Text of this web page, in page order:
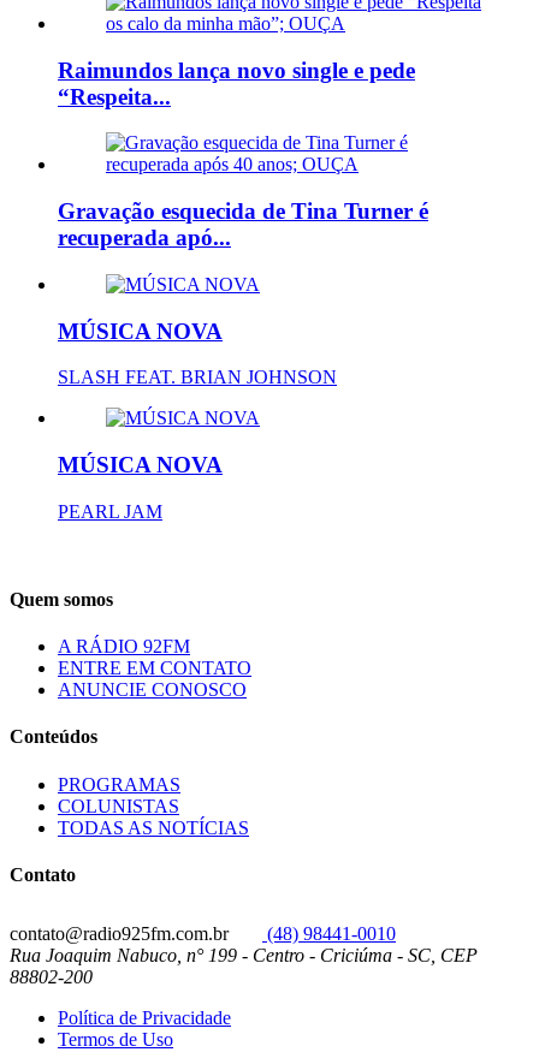
Raimundos lança novo single e pede
“Respeita...
Gravação esquecida de Tina Turner é
recuperada apó...
MÚSICA NOVA
SLASH FEAT. BRIAN JOHNSON
MÚSICA NOVA
PEARL JAM
Quem somos
A RÁDIO 92FM
ENTRE EM CONTATO
ANUNCIE CONOSCO
Conteúdos
PROGRAMAS
COLUNISTAS
TODAS AS NOTÍCIAS
Contato
contato@radio925fm.com.br
(48) 98441-0010
Rua Joaquim Nabuco, n° 199 - Centro - Criciúma - SC, CEP
88802-200
Política de Privacidade
Termos de Uso